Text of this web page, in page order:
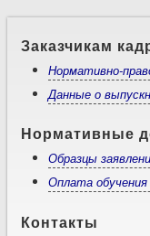
Заказчикам
Нормативно-
Данные о
Нормативные
Образцы
Оплата обучения
Контакты